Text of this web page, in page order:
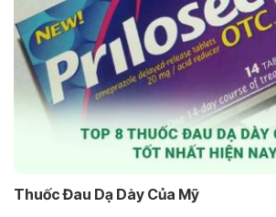
Thuốc Đau Dạ Dày Của Mỹ